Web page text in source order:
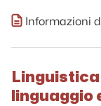
Informazioni
linguaggio